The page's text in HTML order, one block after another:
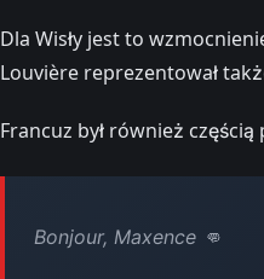
Dla Wisły jest to
Louvière reprezentował
Francuz był również
Bonjour, Maxence 👊